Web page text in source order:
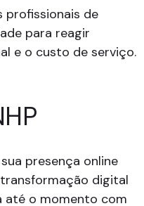
profissionais de
para reagir
e o custo de serviço.
presença online
digital
até o momento com